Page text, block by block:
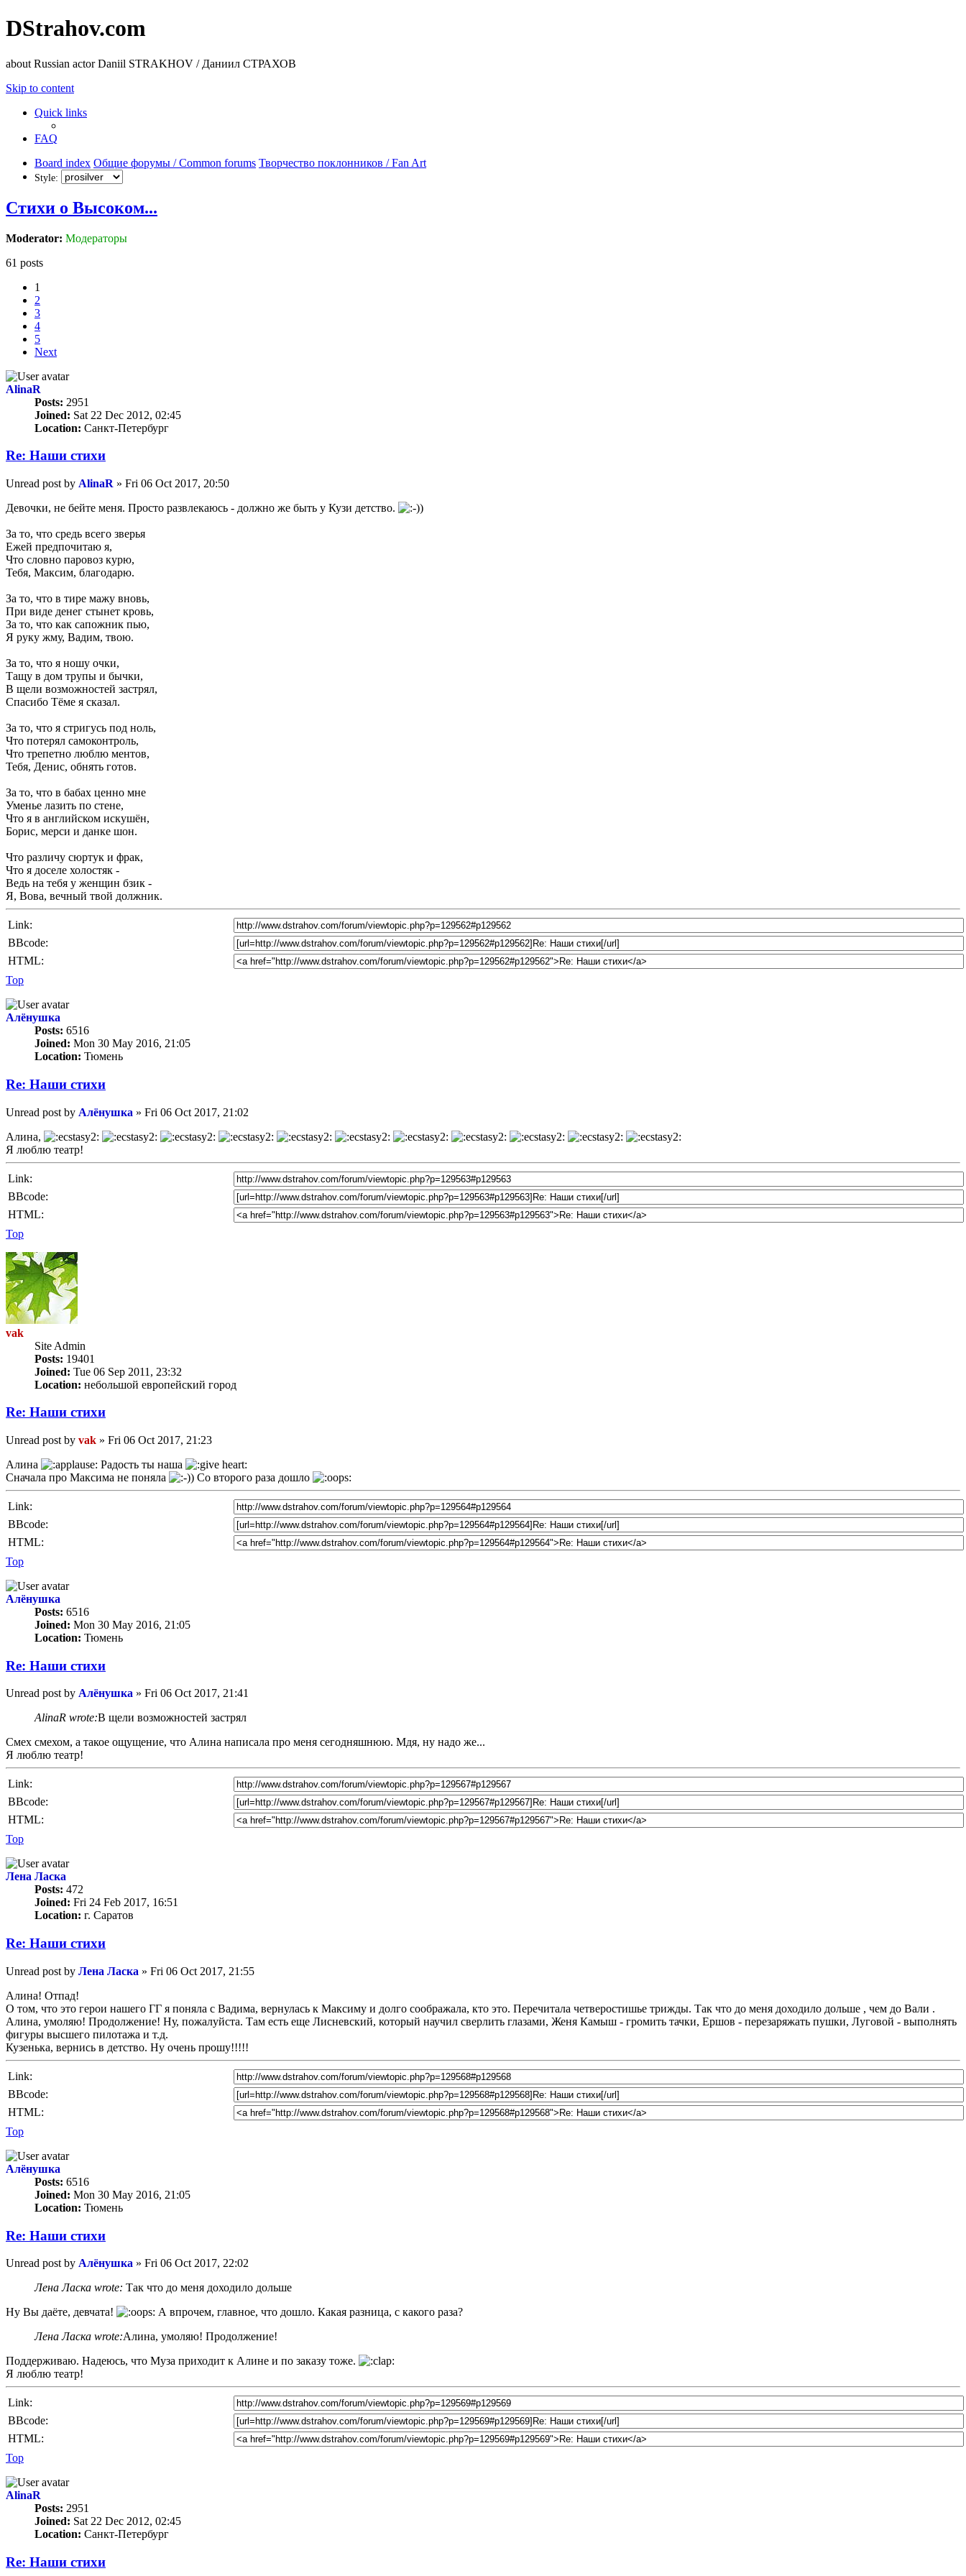
DStrahov.com
about Russian actor Daniil STRAKHOV / Даниил СТРАХОВ
Skip to content
Quick links
FAQ
Board index Общие форумы / Common forums Творчество поклонников / Fan Art
Style:
Стихи о Высоком...
Moderator: Модераторы
61 posts
1
2
3
4
5
Next
AlinaR
Posts: 2951
Joined: Sat 22 Dec 2012, 02:45
Location: Санкт-Петербург
Re: Наши стихи
Unread post by AlinaR » Fri 06 Oct 2017, 20:50
Девочки, не бейте меня. Просто развлекаюсь - должно же быть у Кузи детство.
За то, что средь всего зверья
Ежей предпочитаю я,
Что словно паровоз курю,
Тебя, Максим, благодарю.
За то, что в тире мажу вновь,
При виде денег стынет кровь,
За то, что как сапожник пью,
Я руку жму, Вадим, твою.
За то, что я ношу очки,
Тащу в дом трупы и бычки,
В щели возможностей застрял,
Спасибо Тёме я сказал.
За то, что я стригусь под ноль,
Что потерял самоконтроль,
Что трепетно люблю ментов,
Тебя, Денис, обнять готов.
За то, что в бабах ценно мне
Уменье лазить по стене,
Что я в английском искушён,
Борис, мерси и данке шон.
Что различу сюртук и фрак,
Что я доселе холостяк -
Ведь на тебя у женщин бзик -
Я, Вова, вечный твой должник.
Link:
BBcode:
HTML:
Top
Алёнушка
Posts: 6516
Joined: Mon 30 May 2016, 21:05
Location: Тюмень
Re: Наши стихи
Unread post by Алёнушка » Fri 06 Oct 2017, 21:02
Алина,
Я люблю театр!
Link:
BBcode:
HTML:
Top
vak
Site Admin
Posts: 19401
Joined: Tue 06 Sep 2011, 23:32
Location: небольшой европейский город
Re: Наши стихи
Unread post by vak » Fri 06 Oct 2017, 21:23
Алина
Радость ты наша
Сначала про Максима не поняла
Со второго раза дошло
Link:
BBcode:
HTML:
Top
Алёнушка
Posts: 6516
Joined: Mon 30 May 2016, 21:05
Location: Тюмень
Re: Наши стихи
Unread post by Алёнушка » Fri 06 Oct 2017, 21:41
AlinaR wrote:В щели возможностей застрял
Смех смехом, а такое ощущение, что Алина написала про меня сегодняшнюю. Мдя, ну надо же...
Я люблю театр!
Link:
BBcode:
HTML:
Top
Лена Ласка
Posts: 472
Joined: Fri 24 Feb 2017, 16:51
Location: г. Саратов
Re: Наши стихи
Unread post by Лена Ласка » Fri 06 Oct 2017, 21:55
Алина! Отпад!
О том, что это герои нашего ГГ я поняла с Вадима, вернулась к Максиму и долго соображала, кто это. Перечитала четверостишье трижды. Так что до меня доходило дольше , чем до Вали .
Алина, умоляю! Продолжение! Ну, пожалуйста. Там есть еще Лисневский, который научил сверлить глазами, Женя Камыш - громить тачки, Ершов - перезаряжать пушки, Луговой - выполнять
фигуры высшего пилотажа и т.д.
Кузенька, вернись в детство. Ну очень прошу!!!!!
Link:
BBcode:
HTML:
Top
Алёнушка
Posts: 6516
Joined: Mon 30 May 2016, 21:05
Location: Тюмень
Re: Наши стихи
Unread post by Алёнушка » Fri 06 Oct 2017, 22:02
Лена Ласка wrote: Так что до меня доходило дольше
Ну Вы даёте, девчата!
А впрочем, главное, что дошло. Какая разница, с какого раза?
Лена Ласка wrote:Алина, умоляю! Продолжение!
Поддерживаю. Надеюсь, что Муза приходит к Алине и по заказу тоже.
Я люблю театр!
Link:
BBcode:
HTML:
Top
AlinaR
Posts: 2951
Joined: Sat 22 Dec 2012, 02:45
Location: Санкт-Петербург
Re: Наши стихи